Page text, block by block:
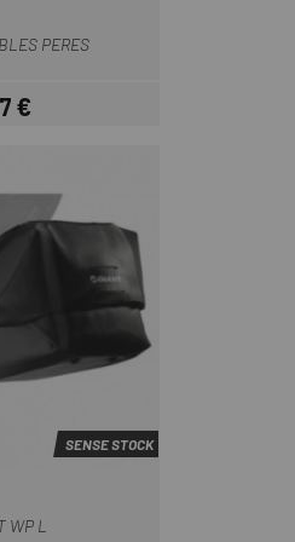
PERES
€
SENSE STOCK
WP L